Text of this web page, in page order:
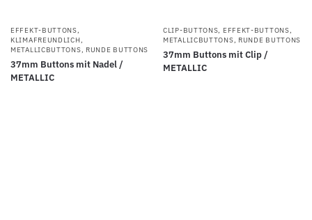
EFFEKT-BUTTONS,
KLIMAFREUNDLICH,
METALLICBUTTONS, RUNDE BUTTONS
37mm Buttons mit Nadel /
METALLIC
CLIP-BUTTONS, EFFEKT-BUTTONS,
METALLICBUTTONS, RUNDE BUTTONS
37mm Buttons mit Clip /
METALLIC